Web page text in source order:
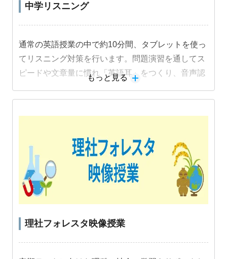
中学リスニング
通常の英語授業の中で約10分間、タブレットを使っ
てリスニング対策を行います。問題演習を通してス
ピードや文章量に慣れ「英語耳」をつくり、音声認
つけます。
もっと見る
理社フォレスタ映像授業